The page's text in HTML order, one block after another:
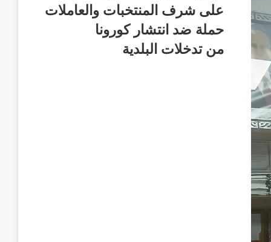
على شرف المنتخبات والعاملات
حملة ضد انتشار كورونا
من تدخلات البلدية